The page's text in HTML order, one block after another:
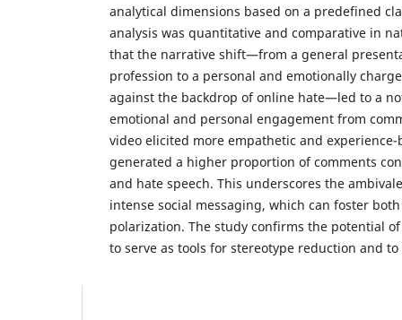
analytical dimensions based on a predefined
analysis was quantitative and comparative in
that the narrative shift—from a general
profession to a personal and emotionally
against the backdrop of online hate—led to a
emotional and personal engagement from
video elicited more empathetic and experience-
generated a higher proportion of comments
and hate speech. This underscores the
intense social messaging, which can foster
polarization. The study confirms the potential
to serve as tools for stereotype reduction and